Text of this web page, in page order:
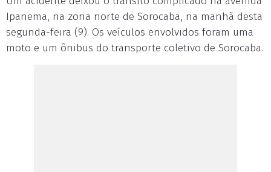
Ipanema, na zona norte de Sorocaba, na manhã desta
segunda-feira (9). Os veículos envolvidos foram uma
moto e um ônibus do transporte coletivo de Sorocaba.